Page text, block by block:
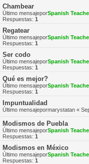
Chambear
Último mensajeporSpanish
Respuestas: 1
Regatear
Último mensajeporSpanish
Respuestas: 1
Ser codo
Último mensajeporSpanish
Respuestas: 1
Qué es mejor?
Último mensajeporSpanish
Respuestas: 1
Impuntualidad
Último mensajepormarystatan «
Modismos de Puebla
Último mensajeporSpanish
Respuestas: 1
Modismos en México
Último mensajeporSpanish
Respuestas: 1